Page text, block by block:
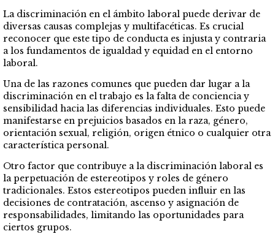
La discriminación en el ámbito laboral puede derivar de
diversas causas complejas y multifacéticas. Es crucial
reconocer que este tipo de conducta es injusta y contraria
a los fundamentos de igualdad y equidad en el entorno
laboral.
Una de las razones comunes que pueden dar lugar a la
discriminación en el trabajo es la falta de conciencia y
sensibilidad hacia las diferencias individuales. Esto puede
manifestarse en prejuicios basados en la raza, género,
orientación sexual, religión, origen étnico o cualquier otra
característica personal.
Otro factor que contribuye a la discriminación laboral es
la perpetuación de estereotipos y roles de género
tradicionales. Estos estereotipos pueden influir en las
decisiones de contratación, ascenso y asignación de
responsabilidades, limitando las oportunidades para
ciertos grupos.